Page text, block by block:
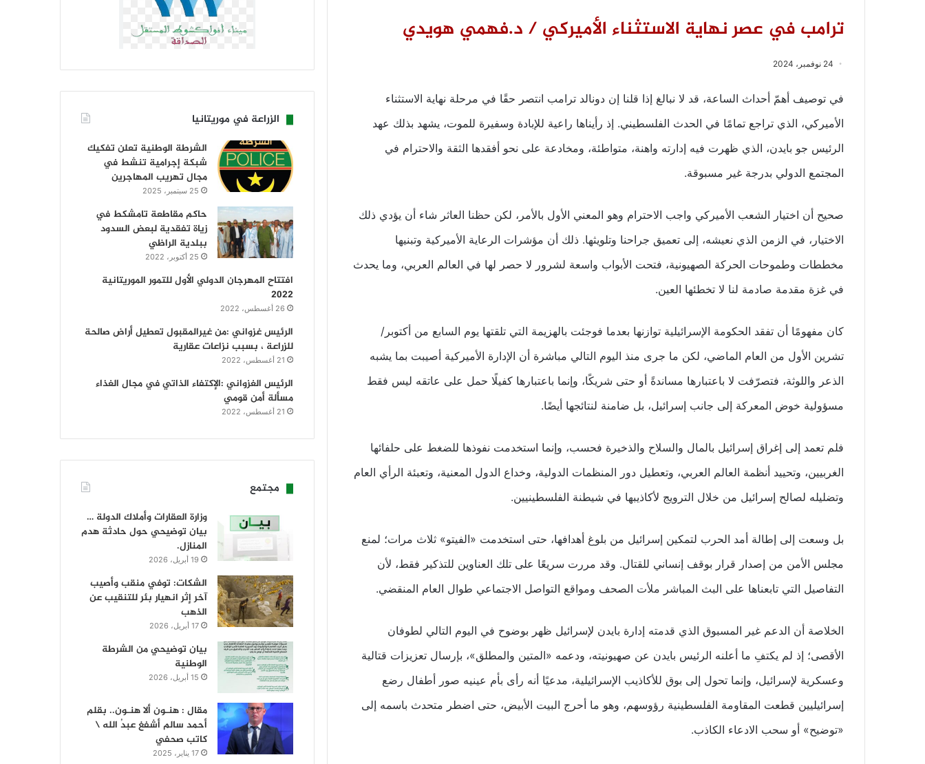
ترامب في عصر نهاية الاستثناء الأميركي / د.فهمي هويدي
24 نوفمبر، 2024
في توصيف أهمّ أحداث الساعة، قد لا نبالغ إذا قلنا إن دونالد ترامب انتصر حقًا في مرحلة نهاية الاستثناء
الأميركي، الذي تراجع تمامًا في الحدث الفلسطيني. إذ رأيناها راعية للإبادة وسفيرة للموت، يشهد بذلك عهد
الرئيس جو بايدن، الذي ظهرت فيه إدارته واهنة، متواطئة، ومخادعة على نحو أفقدها الثقة والاحترام في
المجتمع الدولي بدرجة غير مسبوقة.
صحيح أن اختيار الشعب الأميركي واجب الاحترام وهو المعني الأول بالأمر، لكن حظنا العاثر شاء أن يؤدي ذلك
الاختيار، في الزمن الذي نعيشه، إلى تعميق جراحنا وتلويثها. ذلك أن مؤشرات الرعاية الأميركية وتبنيها
مخططات وطموحات الحركة الصهيونية، فتحت الأبواب واسعة لشرور لا حصر لها في العالم العربي، وما يحدث
في غزة مقدمة صادمة لنا لا تخطئها العين.
كان مفهومًا أن تفقد الحكومة الإسرائيلية توازنها بعدما فوجئت بالهزيمة التي تلقتها يوم السابع من أكتوبر/
تشرين الأول من العام الماضي، لكن ما جرى منذ اليوم التالي مباشرة أن الإدارة الأميركية أصيبت بما يشبه
الذعر واللوثة، فتصرّفت لا باعتبارها مساندةً أو حتى شريكًا، وإنما باعتبارها كفيلًا حمل على عاتقه ليس فقط
مسؤولية خوض المعركة إلى جانب إسرائيل، بل ضامنة لنتائجها أيضًا.
فلم تعمد إلى إغراق إسرائيل بالمال والسلاح والذخيرة فحسب، وإنما استخدمت نفوذها للضغط على حلفائها
الغربيين، وتحييد أنظمة العالم العربي، وتعطيل دور المنظمات الدولية، وخداع الدول المعنية، وتعبئة الرأي العام
وتضليله لصالح إسرائيل من خلال الترويج لأكاذيبها في شيطنة الفلسطينيين.
بل وسعت إلى إطالة أمد الحرب لتمكين إسرائيل من بلوغ أهدافها، حتى استخدمت «الفيتو» ثلاث مرات؛ لمنع
مجلس الأمن من إصدار قرار بوقف إنساني للقتال. وقد مررت سريعًا على تلك العناوين للتذكير فقط، لأن
التفاصيل التي تابعناها على البث المباشر ملأت الصحف ومواقع التواصل الاجتماعي طوال العام المنقضي.
الخلاصة أن الدعم غير المسبوق الذي قدمته إدارة بايدن لإسرائيل ظهر بوضوح في اليوم التالي لطوفان
الأقصى؛ إذ لم يكتفِ ما أعلنه الرئيس بايدن عن صهيونيته، ودعمه «المتين والمطلق»، بإرسال تعزيزات قتالية
وعسكرية لإسرائيل، وإنما تحول إلى بوق للأكاذيب الإسرائيلية، مدعيًا أنه رأى بأم عينيه صور أطفال رضع
إسرائيليين قطعت المقاومة الفلسطينية رؤوسهم، وهو ما أحرج البيت الأبيض، حتى اضطر متحدث باسمه إلى
«توضيح» أو سحب الادعاء الكاذب.
الزراعة في موريتانيا
الشرطة الوطنية تعلن تفكيك
شبكة إجرامية تنشط في
مجال تهريب المهاجرين
25 سبتمبر، 2025
حاكم مقاطعة تامشكط في
زياة تفقدية لبعض السدود
ببلدية الراظي
25 أكتوبر، 2022
افتتاح المهرجان الدولي الأول للتمور الموريتانية
2022
26 أغسطس، 2022
الرئيس غزواني :من غيرالمقبول تعطيل أراض صالحة
للزراعة ، بسبب نزاعات عقارية
21 أغسطس، 2022
الرئيس الغزواني :الإكتفاء الذاتي في مجال الغذاء
مسألة أمن قومي
21 أغسطس، 2022
مجتمع
وزارة العقارات وأملاك الدولة …
بيان توضيحي حول حادثة هدم
المنازل.
19 أبريل، 2026
الشكات: توفي منقب وأصيب
آخر إثر انهيار بئر للتنقيب عن
الذهب
17 أبريل، 2026
بيان توضيحي من الشرطة
الوطنية
15 أبريل، 2026
مقال : هنـون ألا هنـون.. بقلم
أحمد سالم أشفغ عبدُ الله \
كاتب صحفي
17 يناير، 2025